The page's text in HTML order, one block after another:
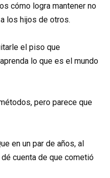
cómo logra mantener no
los hijos de otros.
el piso que
lo que es el mundo
pero parece que
en un par de años, al
cuenta de que cometió